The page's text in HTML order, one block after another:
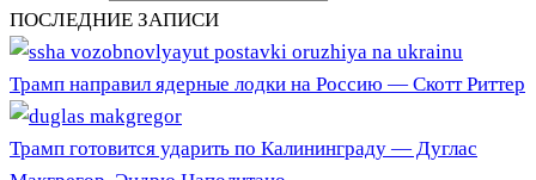
ПОСЛЕДНИЕ ЗАПИСИ
Трамп направил ядерные лодки на Россию — Скотт Риттер
Трамп готовится ударить по Калининграду — Дуглас